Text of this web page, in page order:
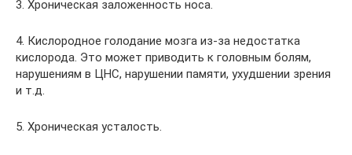
3. Хроническая заложенность носа.
4. Кислородное голодание мозга из-за недостатка
кислорода. Это может приводить к головным болям,
нарушениям в ЦНС, нарушении памяти, ухудшении зрения
и т.д.
5. Хроническая усталость.